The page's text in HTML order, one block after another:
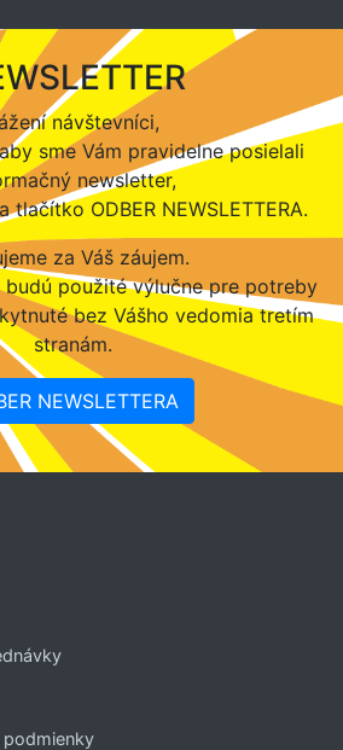
návštevníci,
sme Vám pravidelne posielali
newsletter,
tlačítko ODBER NEWSLETTERA.
za Váš záujem.
budú použité výlučne pre potreby
bez Vášho vedomia tretím
stranám.
NEWSLETTERA